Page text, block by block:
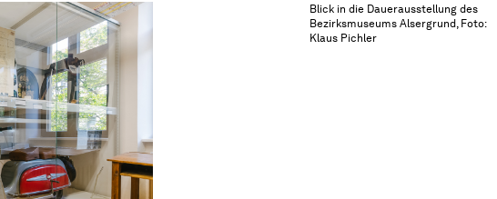
Blick in die Dauerausstellung des
Bezirksmuseums Alsergrund, Foto:
Klaus Pichler